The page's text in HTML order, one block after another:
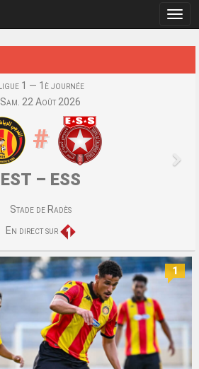
la
Ligue 1 — 1è journée
Sam. 22 Août 2026
#
EST – ESS
Stade de Radès
En direct sur
1